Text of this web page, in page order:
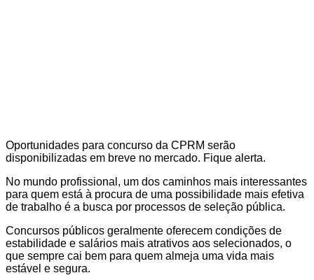
Oportunidades para concurso da CPRM serão
disponibilizadas em breve no mercado. Fique alerta.
No mundo profissional, um dos caminhos mais interessantes
para quem está à procura de uma possibilidade mais efetiva
de trabalho é a busca por processos de seleção pública.
Concursos públicos geralmente oferecem condições de
estabilidade e salários mais atrativos aos selecionados, o
que sempre cai bem para quem almeja uma vida mais
estável e segura.